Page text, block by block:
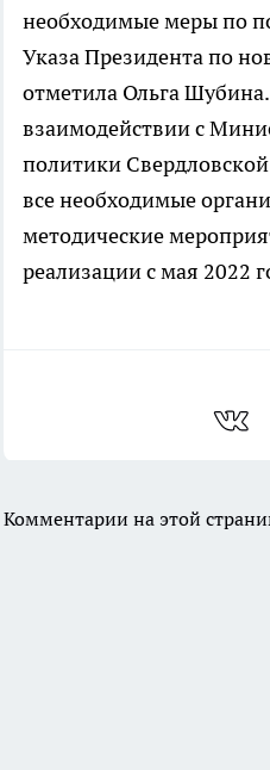
необходимые меры по
Указа Президента по
отметила Ольга
взаимодействии с
политики
все необходимые
методические
реализации с мая 2022
Комментарии на этой